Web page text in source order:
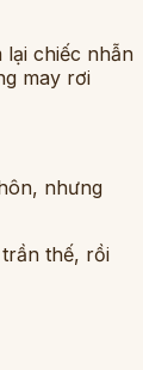
lại chiếc nhẫn
may rơi
nhưng
thế, rồi